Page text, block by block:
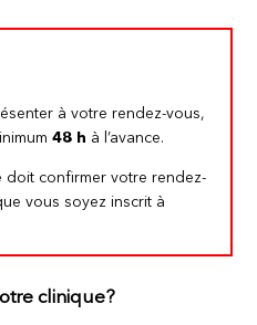
à votre rendez-vous,
48 h à l’avance.
doit confirmer votre rendez-
vous soyez inscrit à
clinique?